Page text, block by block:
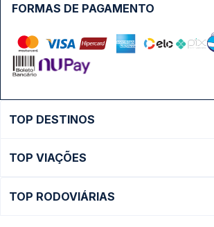
FORMAS DE PAGAMENTO
TOP DESTINOS
Ônibus São Paulo
TOP VIAÇÕES
TOP RODOVIÁRIAS